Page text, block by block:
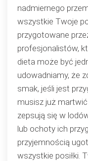
nadmiernego
wszystkie Twoje
przygotowane
profesjonalistów,
dieta może być
udowadniamy, że
smak, jeśli jest
musisz już
zepsują się w
lub ochoty ich
przyjemnością
wszystkie posiłki.